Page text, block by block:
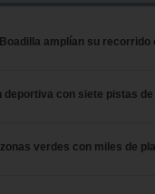
amplían su recorrido
deportiva con siete pistas de
verdes con miles de